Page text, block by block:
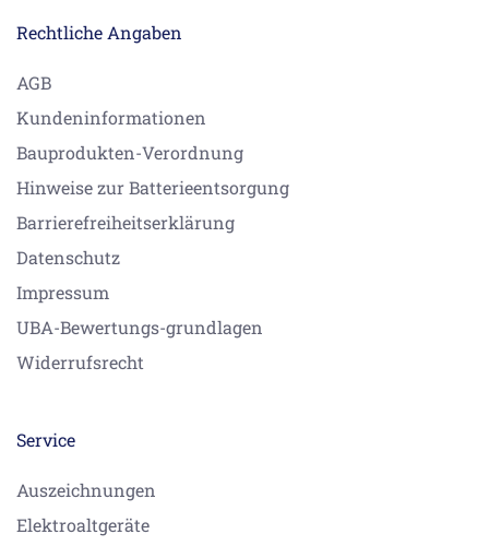
Rechtliche Angaben
AGB
Kundeninformationen
Bauprodukten-Verordnung
Hinweise zur Batterieentsorgung
Barrierefreiheitserklärung
Datenschutz
Impressum
UBA-Bewertungs-grundlagen
Widerrufsrecht
Service
Auszeichnungen
Elektroaltgeräte